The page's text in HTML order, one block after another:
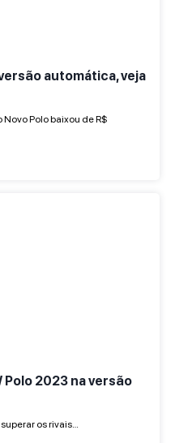
automática, veja
Polo baixou de R$
Polo 2023 na versão
os rivais…